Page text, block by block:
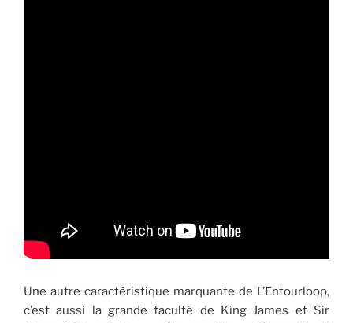
Une autre caractéristique marquante de L’Entourloop,
c’est aussi la grande faculté de King James et Sir